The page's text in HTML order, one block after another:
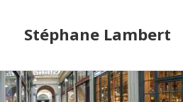
Stéphane Lambert